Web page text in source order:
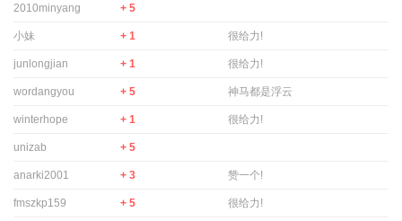
2010minyang + 5
小妹 + 1 很给力!
junlongjian + 1 很给力!
wordangyou + 5 神马都是浮云
winterhope + 1 很给力!
unizab + 5
anarki2001 + 3 赞一个!
fmszkp159 + 5 很给力!